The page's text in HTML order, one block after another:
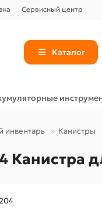
Сервисный центр
Каталог
инвентарь Канистры
Канистра